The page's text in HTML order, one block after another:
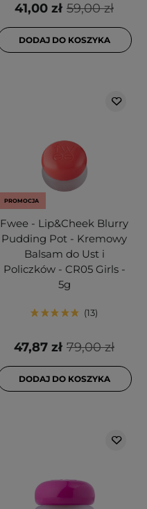
59,00 zł
41,00 zł
DODAJ DO KOSZYKA
PROMOCJA
Fwee - Lip&Cheek Blurry
Pudding Pot - Kremowy
Balsam do Ust i
Policzków - CR05 Girls -
5g
13
79,00 zł
47,87 zł
DODAJ DO KOSZYKA